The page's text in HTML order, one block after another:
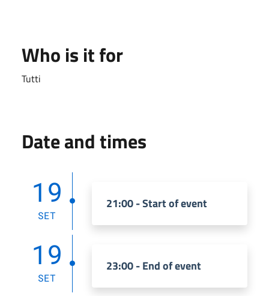
Who is it for
Tutti
Date and times
19
SET
21:00 - Start of event
19
SET
23:00 - End of event